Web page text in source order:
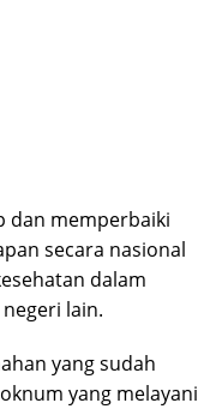
dan memperbaiki
secara nasional
dalam
lain.
yang sudah
yang melayani